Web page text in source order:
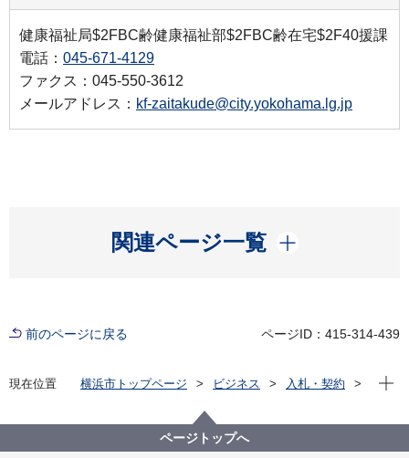
健康福祉局$2FBC齢健康福祉部$2FBC齢在宅$2F40援課
電話： 045-671-4129
ファクス：045-550-3612
メールアドレス： kf-zaitakude@city.yokohama.lg.jp
関連ページ一覧
開く
前のページに戻る ページID：415-314-439
現在位置 横浜市トップページ ビジネス
入札・契約
【結果の掲載】【公募型プロポーザル⽅式】令和３年
度横浜市認知症初期集中⽀援推進事業（初期集中支援
現在
ページトップへ